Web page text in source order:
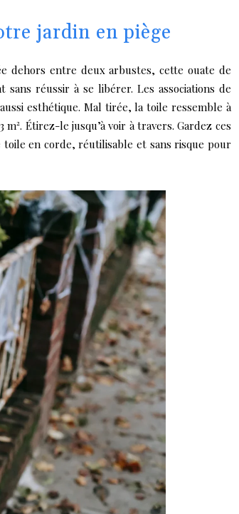
jardin en piège
dehors entre deux arbustes, cette ouate de
réussir à se libérer. Les associations de
esthétique. Mal tirée, la toile ressemble à
Étirez-le jusqu’à voir à travers. Gardez ces
en corde, réutilisable et sans risque pour